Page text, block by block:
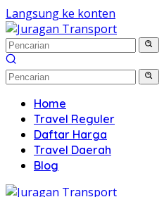
Langsung ke konten
Home
Travel Reguler
Daftar Harga
Travel Daerah
Blog